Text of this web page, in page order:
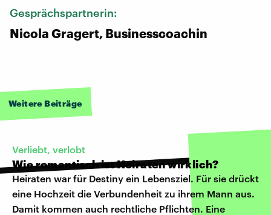
Gesprächspartnerin:
Nicola Gragert, Businesscoachin
Weitere Beiträge
Verliebt, verlobt
Wie romantisch ist Heiraten wirklich?
Heiraten war für Destiny ein Lebensziel. Für sie drückt
eine Hochzeit die Verbundenheit zu ihrem Mann aus.
Damit kommen auch rechtliche Pflichten. Eine